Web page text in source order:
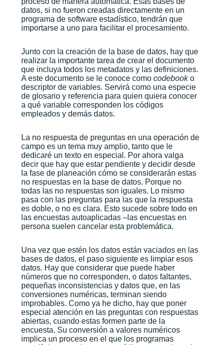
datos, si no fueron creadas directamente en un
programa de software estadístico, tendrán que
importarse a uno para facilitar el procesamiento.
Junto con la creación de la base de datos, hay que
realizar la importante tarea de crear el documento
que incluya todos los metadatos y las definiciones.
A este documento se le conoce como codebooko
descriptor de variables. Servirá como una especie
de glosario y referencia para quien quiera conocer
a qué variable corresponden los códigos
empleados y demás datos.
La no respuesta de preguntas en una operación de
campo es un tema muy amplio, tanto que le
dedicaré un texto en especial. Por ahora valga
decir que hay que estar pendiente y decidir desde
la fase de planeación cómo se considerarán estas
no respuestas en la base de datos. Porque no
todas las no respuestas son iguales. Lo mismo
pasa con las preguntas para las que la respuesta
es doble, o no es clara. Esto sucede sobre todo en
las encuestas autoaplicadas –las encuestas en
persona suelen cancelar esta problemática.
Una vez que estén los datos están vaciados en las
bases de datos, el paso siguiente es limpiar esos
datos. Hay que considerar que puede haber
números que no corresponden, o datos faltantes,
pequeñas inconsistencias y datos que, en las
conversiones numéricas, terminan siendo
improbables. Como ya he dicho, hay que poner
especial atención en las preguntas con respuestas
abiertas, cuando estas formen parte de la
encuesta. Su conversión a valores numéricos
implica un proceso en el que los programas